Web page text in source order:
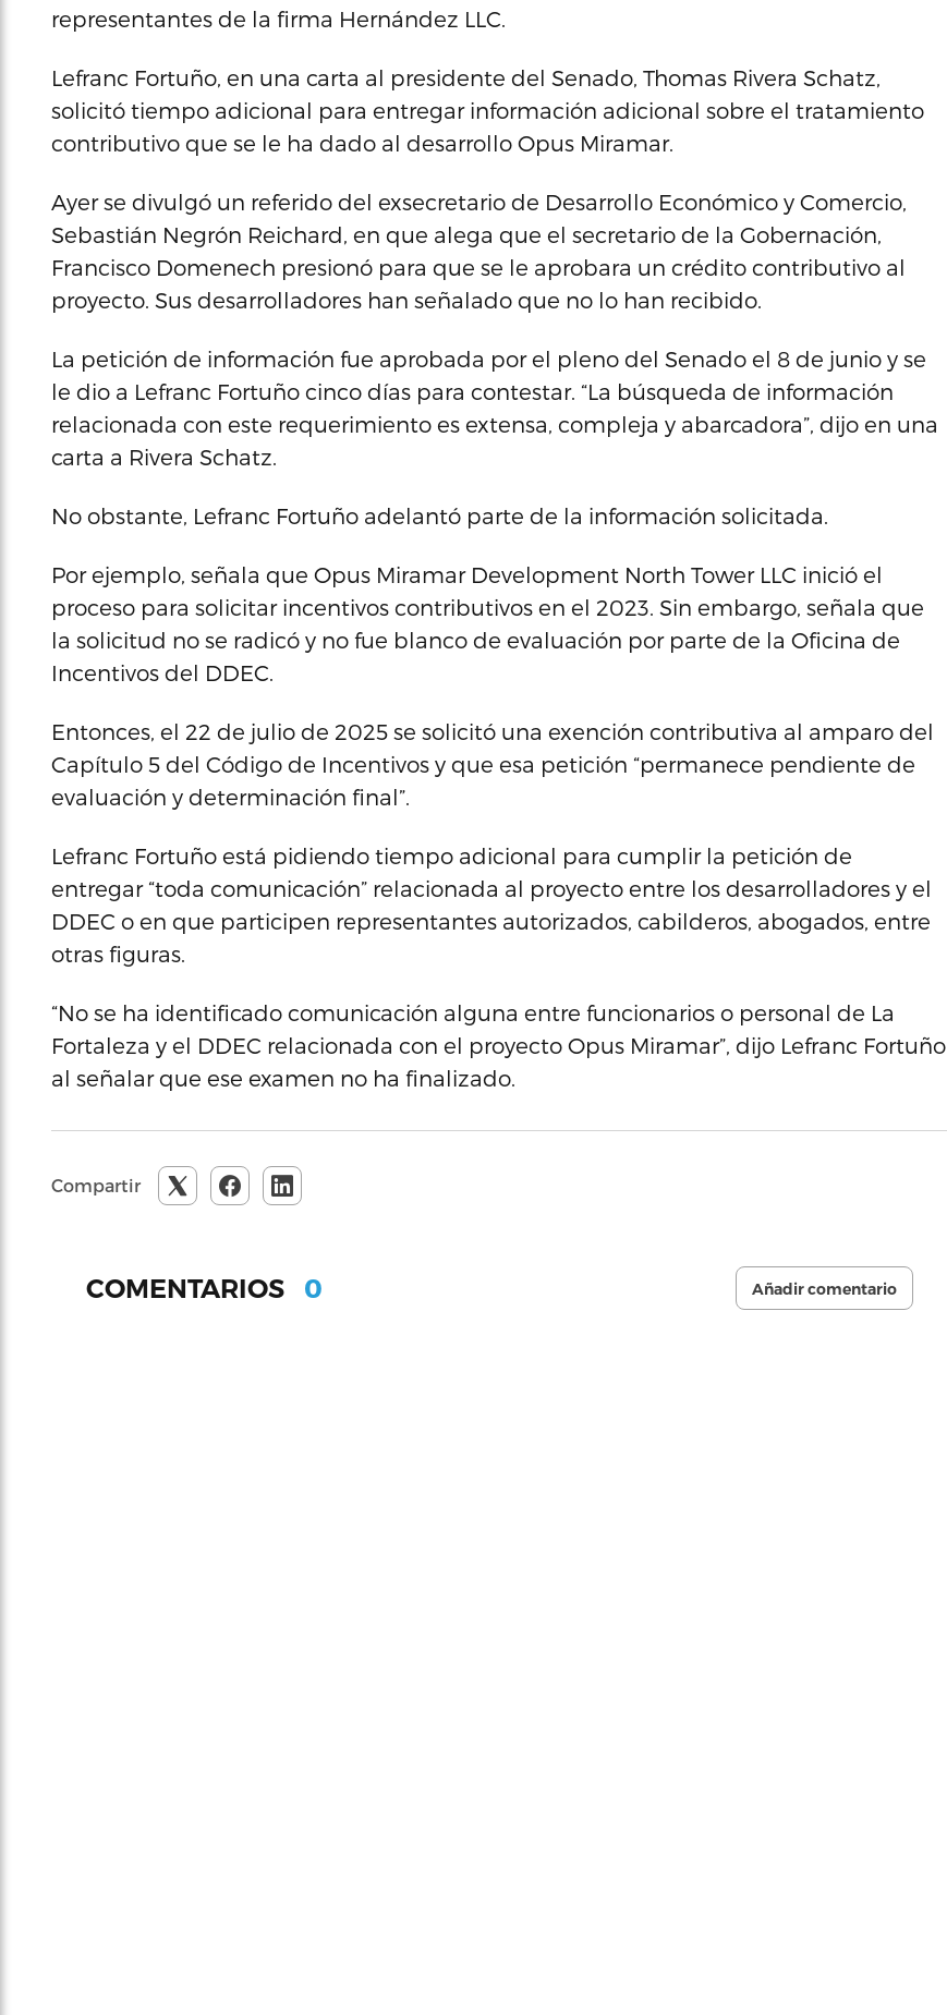
representantes de la firma Hernández LLC.
Lefranc Fortuño, en una carta al presidente del Senado, Thomas Rivera Schatz,
solicitó tiempo adicional para entregar información adicional sobre el tratamiento
contributivo que se le ha dado al desarrollo Opus Miramar.
Ayer se divulgó un referido del exsecretario de Desarrollo Económico y Comercio,
Sebastián Negrón Reichard, en que alega que el secretario de la Gobernación,
Francisco Domenech presionó para que se le aprobara un crédito contributivo al
proyecto. Sus desarrolladores han señalado que no lo han recibido.
La petición de información fue aprobada por el pleno del Senado el 8 de junio y se
le dio a Lefranc Fortuño cinco días para contestar. “La búsqueda de información
relacionada con este requerimiento es extensa, compleja y abarcadora”, dijo en una
carta a Rivera Schatz.
No obstante, Lefranc Fortuño adelantó parte de la información solicitada.
Por ejemplo, señala que Opus Miramar Development North Tower LLC inició el
proceso para solicitar incentivos contributivos en el 2023. Sin embargo, señala que
la solicitud no se radicó y no fue blanco de evaluación por parte de la Oficina de
Incentivos del DDEC.
Entonces, el 22 de julio de 2025 se solicitó una exención contributiva al amparo del
Capítulo 5 del Código de Incentivos y que esa petición “permanece pendiente de
evaluación y determinación final”.
Lefranc Fortuño está pidiendo tiempo adicional para cumplir la petición de
entregar “toda comunicación” relacionada al proyecto entre los desarrolladores y el
DDEC o en que participen representantes autorizados, cabilderos, abogados, entre
otras figuras.
“No se ha identificado comunicación alguna entre funcionarios o personal de La
Fortaleza y el DDEC relacionada con el proyecto Opus Miramar”, dijo Lefranc Fortuño
al señalar que ese examen no ha finalizado.
Compartir
COMENTARIOS 0 Añadir comentario